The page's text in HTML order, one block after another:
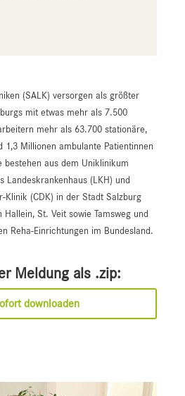
(SALK) versorgen als größter
mit etwas mehr als 7.500
mehr als 63.700 stationäre,
1,3 Millionen ambulante Patientinnen
bestehen aus dem Uniklinikum
Landeskrankenhaus (LKH) und
Klinik (CDK) in der Stadt Salzburg
St. Veit sowie Tamsweg und
Reha-Einrichtungen im Bundesland.
Meldung als .zip:
downloaden